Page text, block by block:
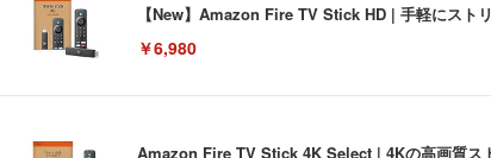
【New】Amazon Fire TV Stick HD | 手軽にスト
￥6,980
Amazon Fire TV Stick 4K Select | 4Kの高画質ス